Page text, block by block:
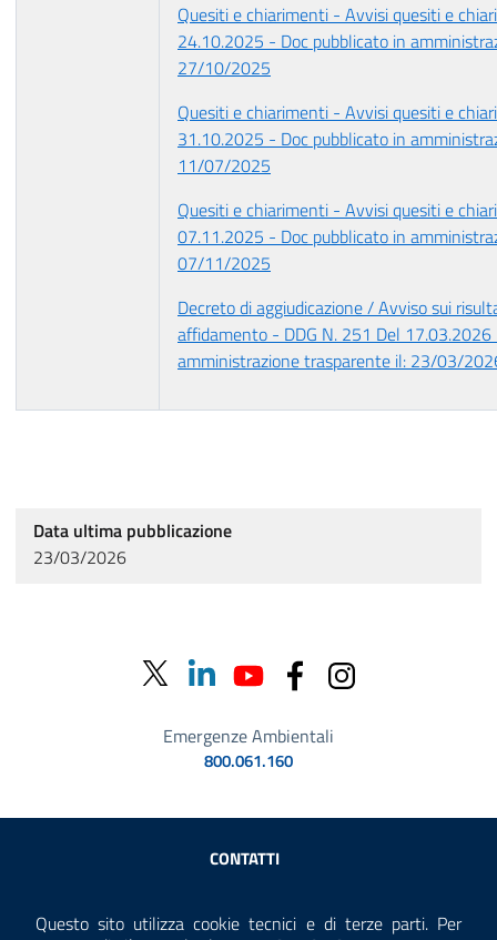
Questo sito utilizza cookie tecnici e di terze parti. Per
Quesiti e chiarimenti - Avvisi quesiti e
24.10.2025 - Doc pubblicato in
27/10/2025
Quesiti e chiarimenti - Avvisi quesiti e
31.10.2025 - Doc pubblicato in
11/07/2025
Quesiti e chiarimenti - Avvisi quesiti e
07.11.2025 - Doc pubblicato in
07/11/2025
Decreto di aggiudicazione / Avviso sui
affidamento - DDG N. 251 Del
amministrazione trasparente il: 23/03/
Data ultima pubblicazione
23/03/2026
Emergenze Ambientali
800.061.160
Sezione Link Utili
CONTATTI